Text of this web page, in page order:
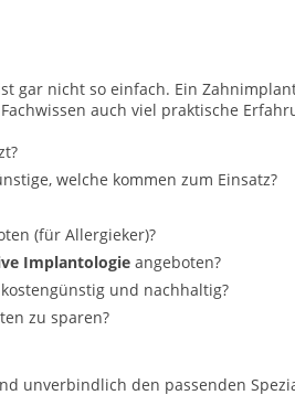
gar nicht so einfach. Ein
auch viel praktische
welche kommen zum Einsatz?
(für Allergieker)?
Implantologie angeboten?
und nachhaltig?
zu sparen?
unverbindlich den passenden